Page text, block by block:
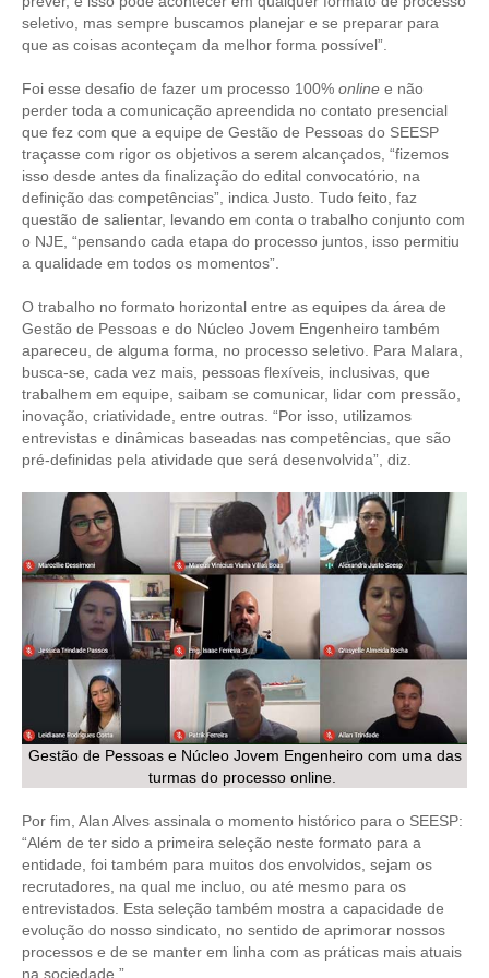
CAMPANHAS SALARIAIS
COMUNICAÇÃO
PALAVRA DO MURILO
NOTÍCIAS
CONTEÚDO ESPECIAL
JORNAL DO ENGENHEIRO
AGENDA
SEESP NOTÍCIAS
NOTÍCIAS NO WHATSAPP
FOTOS
PUBLICAÇÕES
PUBLICIDADE
MANUAL DE REDAÇÃO
RELEASES
CONTATO
CADASTRO
ASSOCIE-SE
NÚCLEO JOVEM
seletivo, mas sempre buscamos planejar e se preparar para
que as coisas aconteçam da melhor forma possível”.
Foi esse desafio de fazer um processo 100% online e não
perder toda a comunicação apreendida no contato presencial
que fez com que a equipe de Gestão de Pessoas do SEESP
traçasse com rigor os objetivos a serem alcançados, “fizemos
isso desde antes da finalização do edital convocatório, na
definição das competências”, indica Justo. Tudo feito, faz
questão de salientar, levando em conta o trabalho conjunto com
o NJE, “pensando cada etapa do processo juntos, isso permitiu
a qualidade em todos os momentos”.
O trabalho no formato horizontal entre as equipes da área de
Gestão de Pessoas e do Núcleo Jovem Engenheiro também
apareceu, de alguma forma, no processo seletivo. Para Malara,
busca-se, cada vez mais, pessoas flexíveis, inclusivas, que
trabalhem em equipe, saibam se comunicar, lidar com pressão,
inovação, criatividade, entre outras. “Por isso, utilizamos
entrevistas e dinâmicas baseadas nas competências, que são
pré-definidas pela atividade que será desenvolvida”, diz.
Gestão de Pessoas e Núcleo Jovem Engenheiro com uma das
turmas do processo online.
Por fim, Alan Alves assinala o momento histórico para o SEESP:
“Além de ter sido a primeira seleção neste formato para a
entidade, foi também para muitos dos envolvidos, sejam os
recrutadores, na qual me incluo, ou até mesmo para os
entrevistados. Esta seleção também mostra a capacidade de
evolução do nosso sindicato, no sentido de aprimorar nossos
processos e de se manter em linha com as práticas mais atuais
na sociedade.”